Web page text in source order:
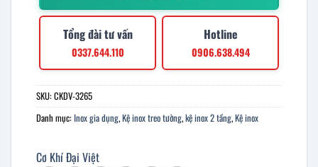
Tổng đài tư vấn
0337.644.110
Hotline
0906.638.494
SKU:CKDV-3265
Danh mục: Inox gia dụng,Kệ inox treo tường,kệ inox 2 tầng,Kệ inox
Cơ Khí Đại Việt